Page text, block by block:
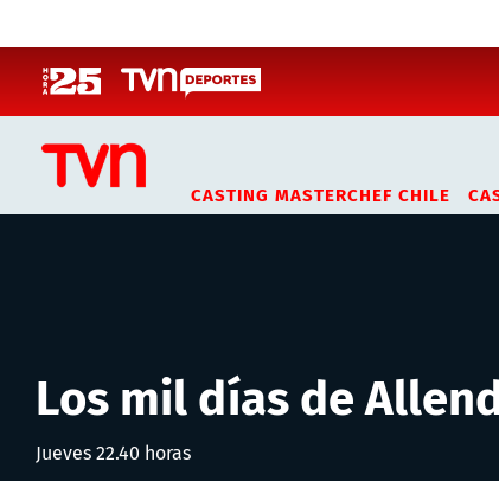
CASTING MASTERCHEF CHILE
Los mil días de
Jueves 22.40 horas